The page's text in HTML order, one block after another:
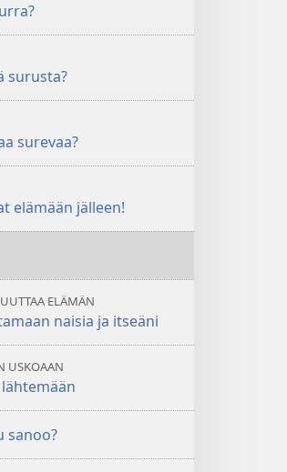
surusta?
surevaa?
elämään jälleen!
ELÄMÄN
naisia ja itseäni
USKOAAN
sanoo?